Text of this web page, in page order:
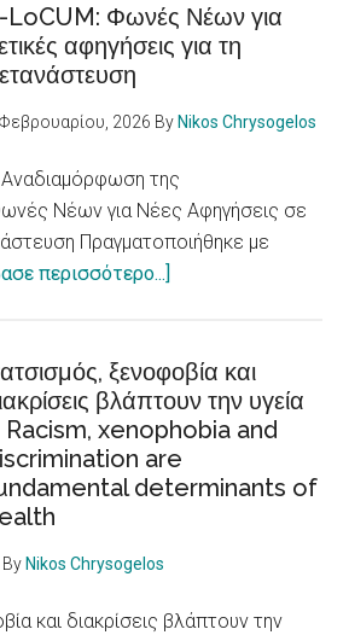
LoCUM: Φωνές Νέων για
αφηγήσεις για τη
2026 By Nikos Chrysogelos
της
Νέων για Νέες Αφηγήσεις σε
Πραγματοποιήθηκε με
περισσότερο...]
Φωνές
Νέων
για
θετικές
αφηγήσεις
ξενοφοβία και
βλάπτουν την υγεία
xenophobia and
are
determinants of
By Nikos Chrysogelos
και διακρίσεις βλάπτουν την